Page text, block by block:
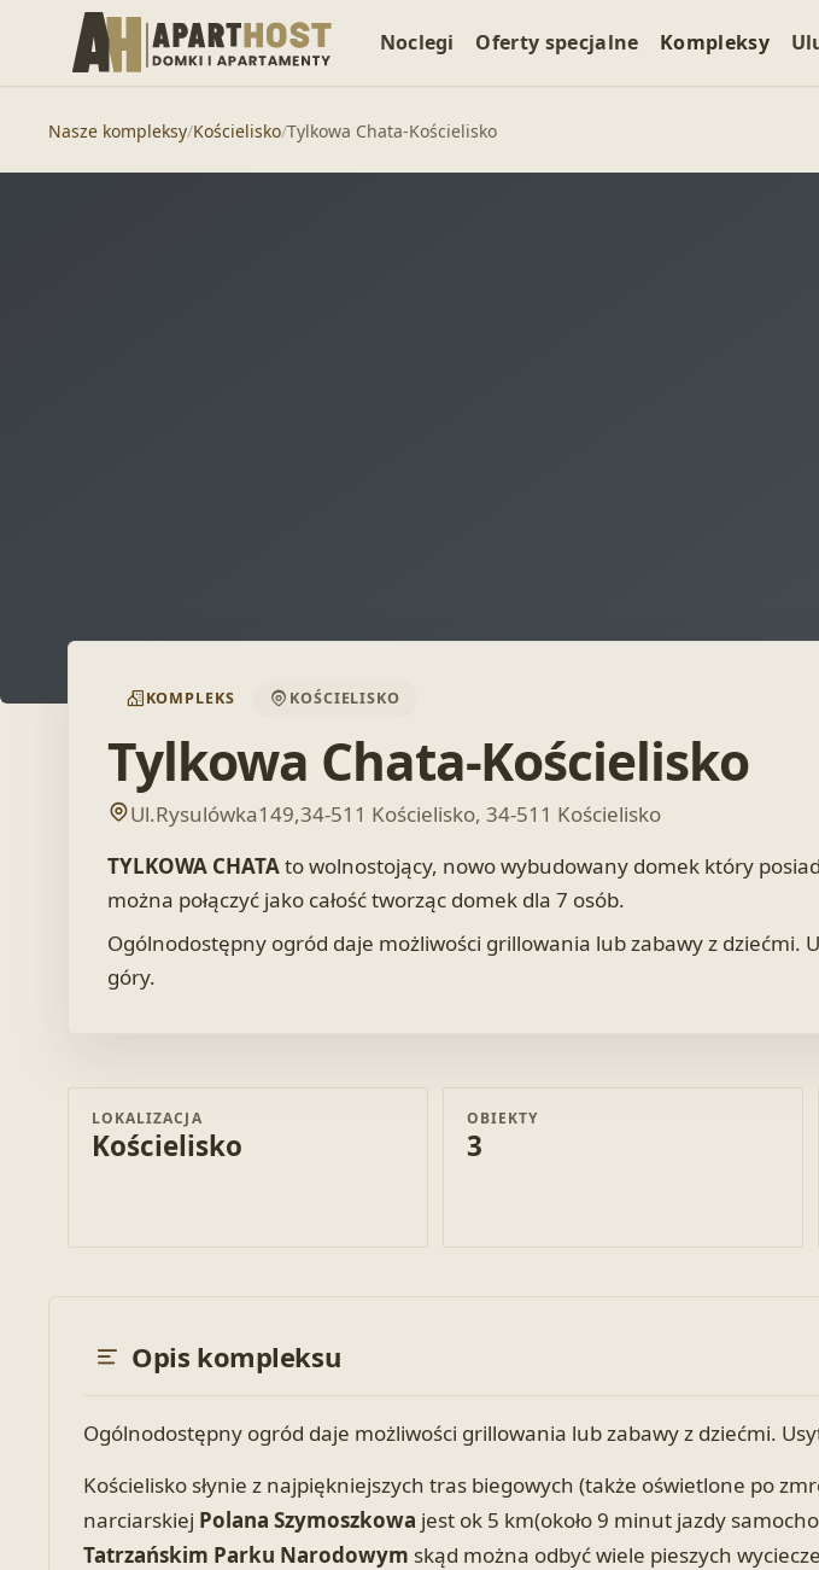
Noclegi Oferty specjalne Kompleksy
Nasze kompleksy/Kościelisko/Tylkowa Chata-Kościelisko
KOMPLEKS KOŚCIELISKO
Tylkowa Chata-Kościelisko
Ul.Rysulówka149,34-511 Kościelisko, 34-511 Kościelisko
TYLKOWA CHATAto wolnostojący, nowo wybudowany domek który
można połączyć jako całość tworząc domek dla 7 osób.
Ogólnodostępny ogród daje możliwości grillowania lub zabawy z dziećmi.
góry.
LOKALIZACJA
Kościelisko
OBIEKTY
3
Opis kompleksu
Ogólnodostępny ogród daje możliwości grillowania lub zabawy z dziećmi.
Kościelisko słynie z najpiękniejszych tras biegowych (także oświetlone po
narciarskiej Polana Szymoszkowa jest ok 5 km(około 9 minut jazdy
Tatrzańskim Parku Narodowym skąd można odbyć wiele pieszych